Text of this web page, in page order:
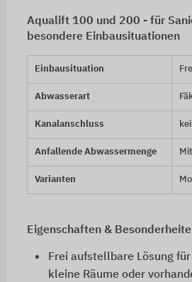
Aqualift 100 und 200 - für
besondere Einbausituationen
Einbausituation
Abwasserart
Kanalanschluss
Anfallende Abwassermenge
Varianten
Eigenschaften &
Frei aufstellbare Lösung
kleine Räume oder